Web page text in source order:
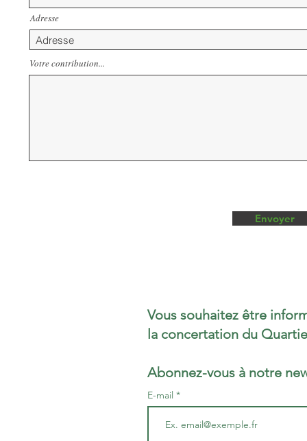
Adresse
Votre contribution...
Envoyer
Vous souhaitez être
la concertation du
Abonnez-vous à notre
E-mail